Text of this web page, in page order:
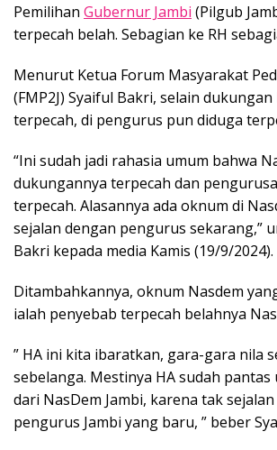
Pemilihan Gubernur Jambi (Pilgub
terpecah belah. Sebagian ke RH
Menurut Ketua Forum Masyarakat
(FMP2J) Syaiful Bakri, selain
terpecah, di pengurus pun diduga
“Ini sudah jadi rahasia umum bahwa
dukungannya terpecah dan
terpecah. Alasannya ada oknum di
sejalan dengan pengurus sekarang,”
Bakri kepada media Kamis (19/9/2024).
Ditambahkannya, oknum Nasdem
ialah penyebab terpecah belahnya
” HA ini kita ibaratkan, gara-gara nila
sebelanga. Mestinya HA sudah
dari NasDem Jambi, karena tak
pengurus Jambi yang baru, ” beber